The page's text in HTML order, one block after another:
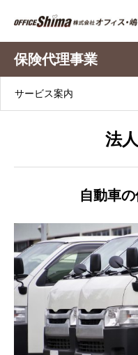
保険代理事業
サービス案内
法
自動車